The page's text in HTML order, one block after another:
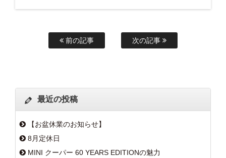
前の記事 次の記事
最近の投稿
【お盆休業のお知らせ】
8月定休日
MINI クーパー 60 YEARS EDITIONの魅力